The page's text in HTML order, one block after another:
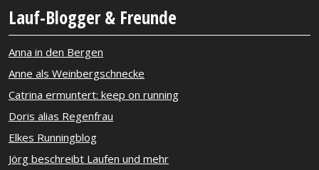
Lauf-Blogger & Freunde
Anna in den Bergen
Anne als Weinbergschnecke
Catrina ermuntert: keep on running
Doris alias Regenfrau
Elkes Runningblog
Jörg beschreibt Laufen und mehr